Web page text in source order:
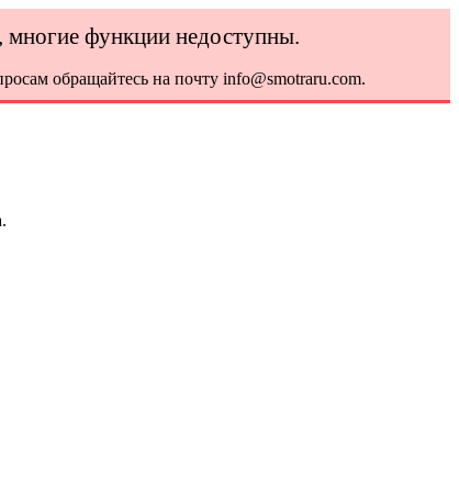
многие функции недоступны.
обращайтесь на почту info@smotraru.com.